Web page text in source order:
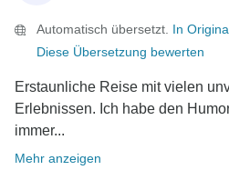
Automatisch übersetzt. In
Diese Übersetzung bewerten
Erstaunliche Reise mit vielen
Erlebnissen. Ich habe den
immer...
Mehr anzeigen